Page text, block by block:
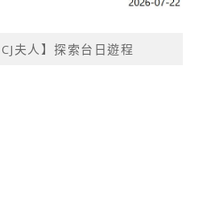
夫人】探索台日遊程